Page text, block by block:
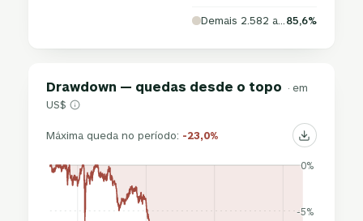
85,6%
Drawdown — quedas desde o topo · em
US$
Máxima queda no período: -23,0%
-5%
0%